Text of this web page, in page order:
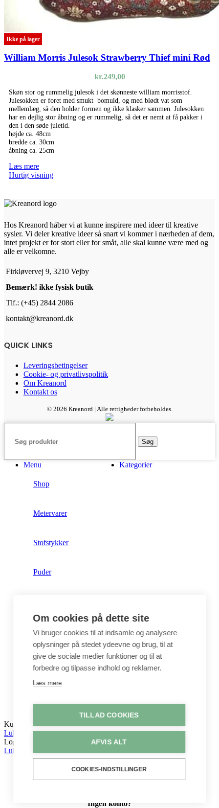
Ikke på lager
William Morris Julesok Strawberry Thief mini Rød
kr.249,00
Skøn stor og rummelig julesok i det skønneste william morrisstof.
Julesokken er foret med smukt bomuld, og med blødt vat som
mellemlæg, så den holder formen og ikke klasker sammen. Julesokken
har en dejlig stor åbning og er rummelig, så det er nemt at få pakker i
den i den søde juletid.
højde ca. 48cm
bredde ca. 30cm
åbning ca. 25cm
Læs mere
Hurtig visning
Hos Kreanord håber vi at kunne inspirere med ideer til kreative
sysler. Vi deler kreative ideer så snart vi kommer i nærheden af dem,
intet projekt er for stort eller for småt, alle skal kunne være med og
alle er velkomne.
Firkløvervej 9, 3210 Vejby
Bemærk! ikke fysisk butik
Tlf.: (+45) 2844 2086
kontakt@kreanord.dk
QUICK LINKS
Leveringsbetingelser
Cookie- og privatlivspolitik
Om Kreanord
Kontakt os
© 2026 Kreanord | Alle rettigheder forbeholdes.
Søg
Menu Kategorier
Shop
Metervarer
Stofstykker
Puder
Crepepapir
Hobby
Kurv
Luk
Log ind
Luk
Ingen konto?
Om cookies på dette site
Vi bruger cookies til at indsamle og analysere
oplysninger på stedet ydeevne og brug, til at
give de sociale medier funktioner og til at
forbedre og tilpasse indhold og reklamer.
Læs mere
TILLAD COOKIES
AFVIS ALT
COOKIES-INDSTILLINGER